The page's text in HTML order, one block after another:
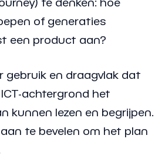
of generaties
een product aan?
gebruik en draagvlak dat
achtergrond het
kunnen lezen en begrijpen.
te bevelen om het plan